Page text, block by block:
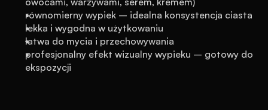
równomierny wypiek – idealna konsystencja ciasta
lekka i wygodna w użytkowaniu
łatwa do mycia i przechowywania
profesjonalny efekt wizualny wypieku – gotowy do
ekspozycji